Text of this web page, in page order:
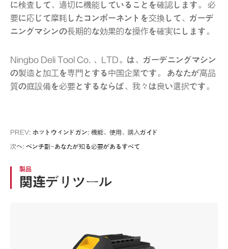
に検査して、適切に機能していることを確認します。 必
要に応じて摩耗したコンポーネントを交換して、ガーデ
ニングマシンの長期的な効果的な操作を確実にします。
Ningbo Deli Tool Co. 、LTD。は、ガーデニングマシン
の製造と加工を専門とする中国企業です。 あなたが高品
質の庭設備を必要とするならば、我々は良い選択です。
PREV: ホットウィンドガン: 機能、使用、購入ガイド
次へ: ベンチ副-あなたが知る必要があるすべて
製品
関连デリツール